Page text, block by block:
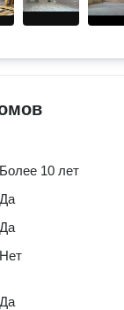
Более 10 лет
Да
Да
Нет
Да